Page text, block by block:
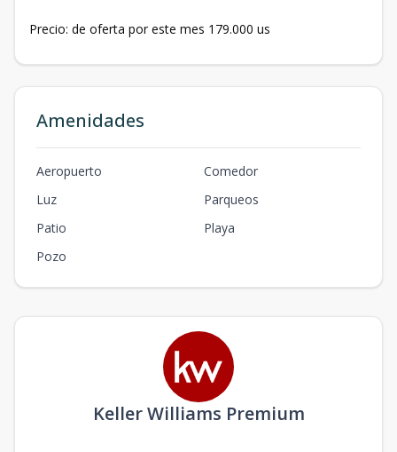
Precio: de oferta por este mes 179.000 us
Amenidades
Aeropuerto
Comedor
Luz
Parqueos
Patio
Playa
Pozo
Keller Williams Premium